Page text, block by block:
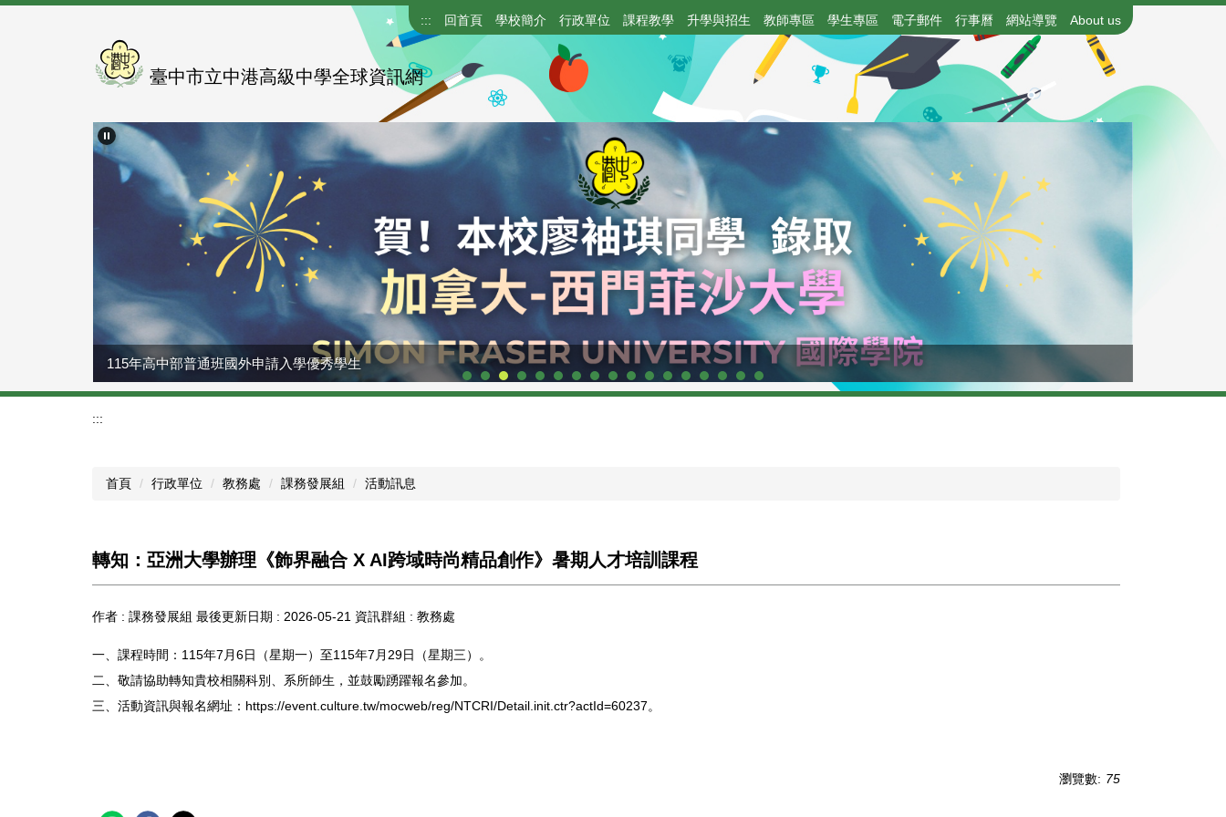
臺中市立中港高級中學全球資訊網
::: 回首頁 學校簡介 行政單位 課程教學 升學與招生 教師專區 學生專區 電子郵件 行事曆 網站導覽 About us
115年高中部普通班國外申請入學優秀學生
:::
首頁 行政單位 教務處 課務發展組 活動訊息
轉知：亞洲大學辦理《飾界融合 X AI跨域時尚精品創作》暑期人才培訓課程
作者 : 課務發展組 最後更新日期 : 2026-05-21 資訊群組 : 教務處
一、課程時間：115年7月6日（星期一）至115年7月29日（星期三）。
二、敬請協助轉知貴校相關科別、系所師生，並鼓勵踴躍報名參加。
三、活動資訊與報名網址：https://event.culture.tw/mocweb/reg/NTCRI/Detail.init.ctr?actId=60237。
瀏覽數: 75